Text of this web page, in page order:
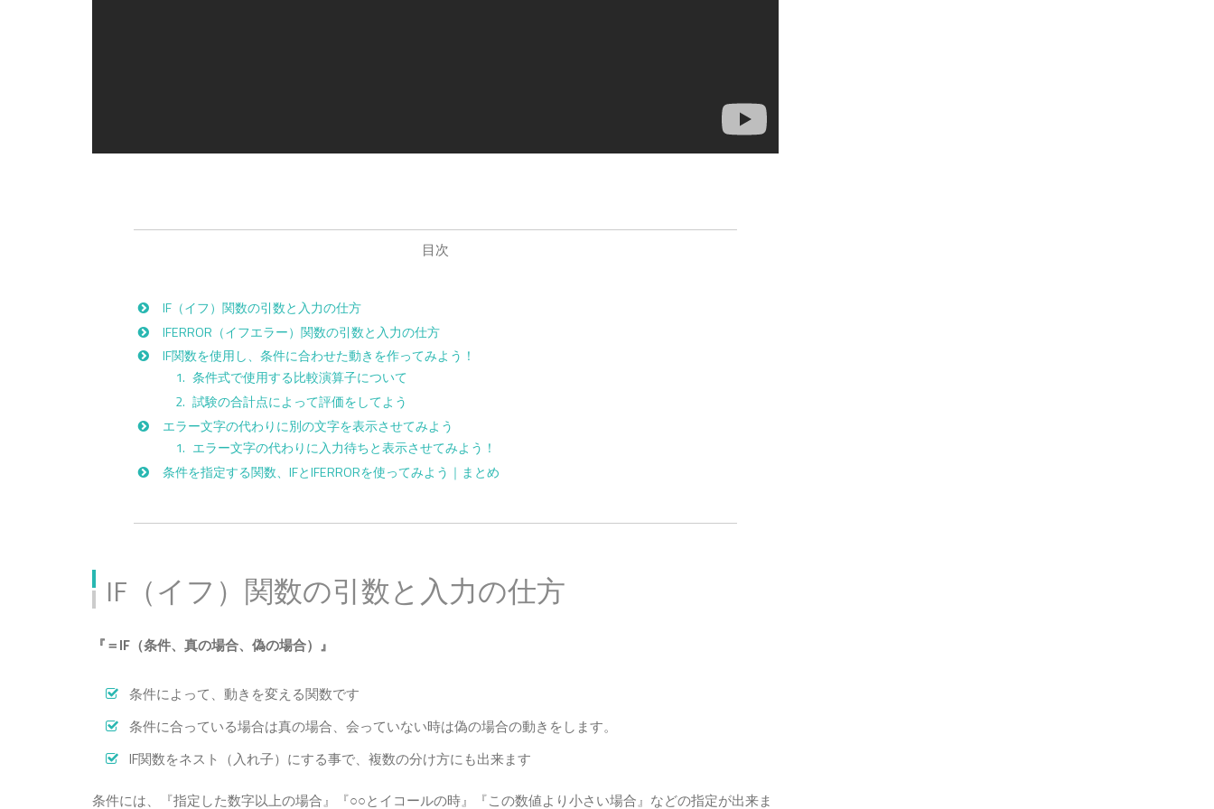
目次
IF（イフ）関数の引数と入力の仕方
IFERROR（イフエラー）関数の引数と入力の仕方
IF関数を使用し、条件に合わせた動きを作ってみよう！
条件式で使用する比較演算子について
試験の合計点によって評価をしてよう
エラー文字の代わりに別の文字を表示させてみよう
エラー文字の代わりに入力待ちと表示させてみよう！
条件を指定する関数、IFとIFERRORを使ってみよう｜まとめ
IF（イフ）関数の引数と入力の仕方
『＝IF（条件、真の場合、偽の場合）』
条件によって、動きを変える関数です
条件に合っている場合は真の場合、会っていない時は偽の場合の動きをします。
IF関数をネスト（入れ子）にする事で、複数の分け方にも出来ます
条件には、『指定した数字以上の場合』『○○とイコールの時』『この数値より小さい場合』などの指定が出来ま